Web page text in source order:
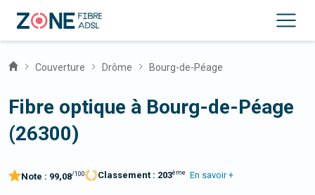
Couverture Drôme Bourg-de-Péage
Fibre optique à Bourg-de-Péage
(26300)
Note : 99,08/100 Classement : 203ème En savoir +